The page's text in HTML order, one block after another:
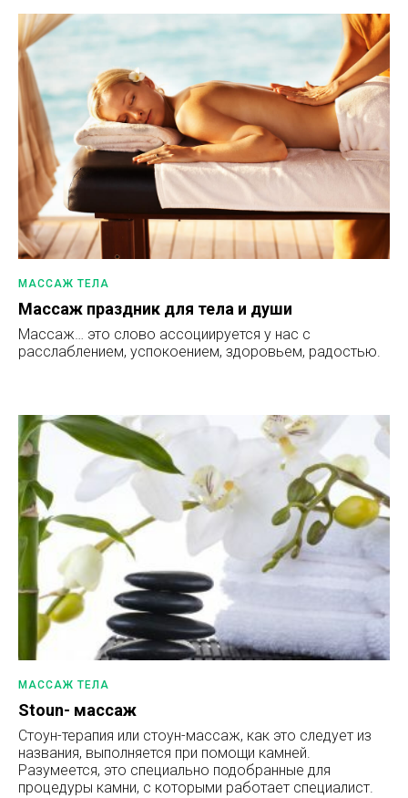
МАССАЖ ТЕЛА
Массаж праздник для тела и души
Массаж… это слово ассоциируется у нас с
расслаблением, успокоением, здоровьем, радостью.
МАССАЖ ТЕЛА
Stoun- массаж
Стоун-терапия или стоун-массаж, как это следует из
названия, выполняется при помощи камней.
Разумеется, это специально подобранные для
процедуры камни, с которыми работает специалист.